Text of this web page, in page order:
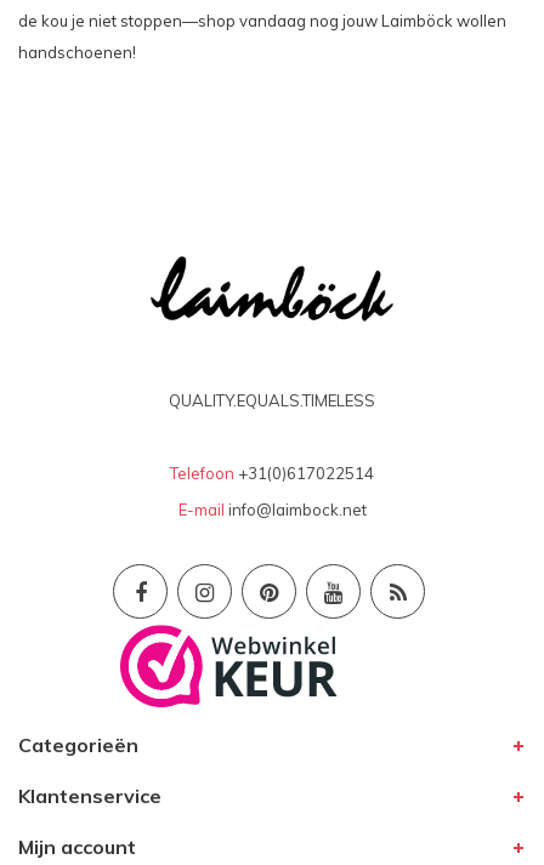
de kou je niet stoppen—shop vandaag nog jouw Laimböck wollen
handschoenen!
QUALITY.EQUALS.TIMELESS
Telefoon +31(0)617022514
E-mail info@laimbock.net
Categorieën
Klantenservice
Mijn account